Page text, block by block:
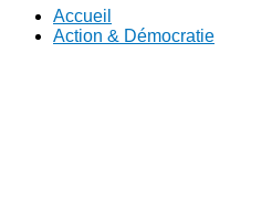
Accueil
Action & Démocratie